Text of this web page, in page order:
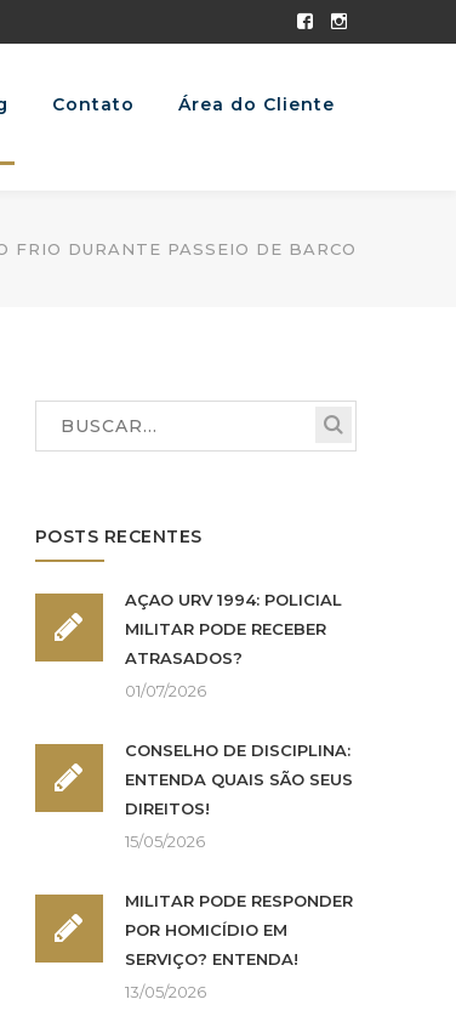
Facebook
Instagram
Contato Área do Cliente
FRIO DURANTE PASSEIO DE BARCO
POSTS RECENTES
AÇÃO URV 1994: POLICIAL
MILITAR PODE RECEBER
ATRASADOS?
01/07/2026
CONSELHO DE DISCIPLINA:
ENTENDA QUAIS SÃO SEUS
DIREITOS!
15/05/2026
MILITAR PODE RESPONDER
POR HOMICÍDIO EM
SERVIÇO? ENTENDA!
13/05/2026